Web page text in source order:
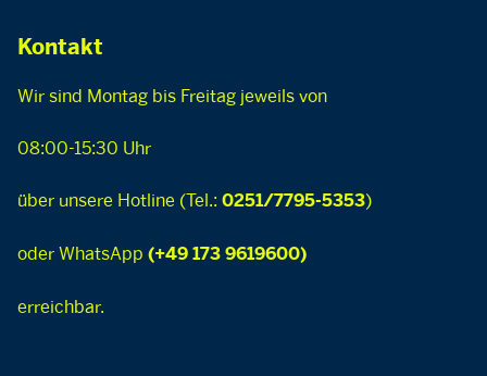
Kontakt
Wir sind Montag bis Freitag jeweils von
08:00-15:30 Uhr
über unsere Hotline (Tel.: 0251/7795-5353)
oder WhatsApp (+49 173 9619600)
erreichbar.